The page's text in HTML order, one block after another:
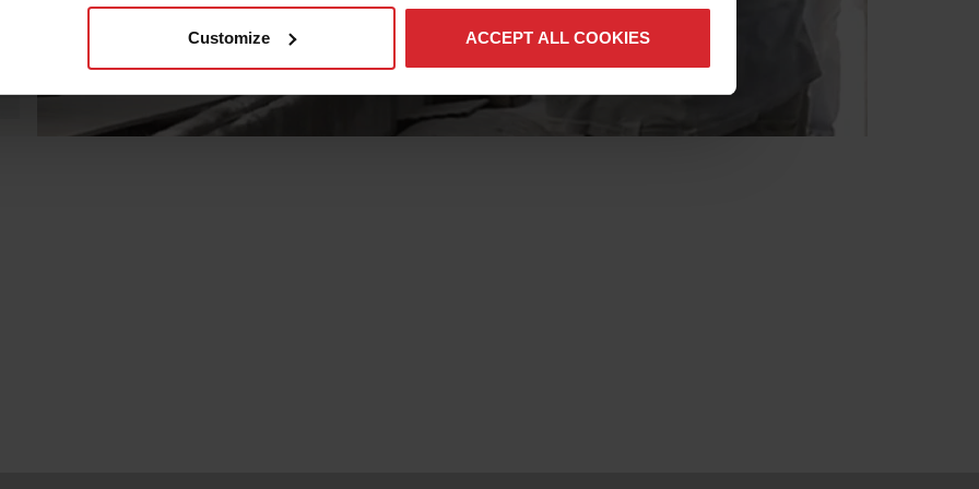
Customize ACCEPT ALL COOKIES